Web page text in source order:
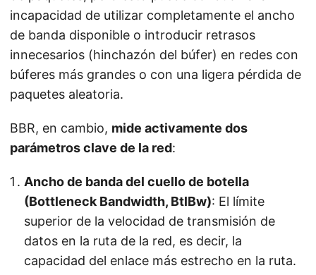
incapacidad de utilizar completamente el ancho
de banda disponible o introducir retrasos
innecesarios (hinchazón del búfer) en redes con
búferes más grandes o con una ligera pérdida de
paquetes aleatoria.
BBR, en cambio, mide activamente dos
parámetros clave de la red:
Ancho de banda del cuello de botella
(Bottleneck Bandwidth, BtlBw): El límite
superior de la velocidad de transmisión de
datos en la ruta de la red, es decir, la
capacidad del enlace más estrecho en la ruta.